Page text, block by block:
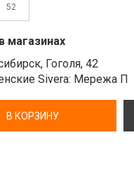
52
магазинах
Гоголя, 42
Sivera: Мережа П
В КОРЗИНУ